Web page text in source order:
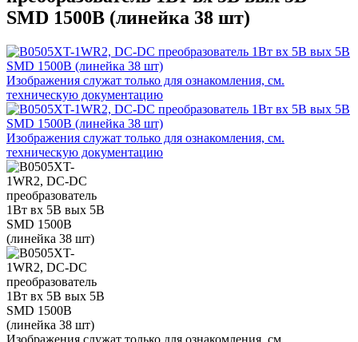
SMD 1500В (линейка 38 шт)
Изображения служат только для ознакомления, см.
техническую документацию
Изображения служат только для ознакомления, см.
техническую документацию
Изображения служат только для ознакомления, см.